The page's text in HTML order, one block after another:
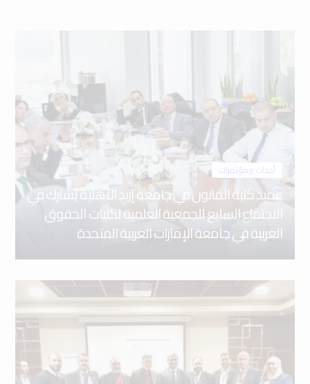
أحداث ومؤتمرات
عميد كلية القانون في جامعة إربد الأهلية يُشارك في
الاجتماع السابع للجمعية العلمية لكليات الحقوق
العربية في جامعة الإمارات العربية المتحدة